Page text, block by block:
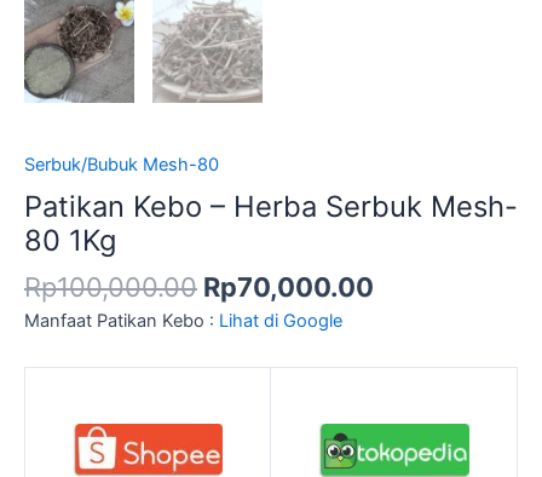
Serbuk/Bubuk Mesh-80
Patikan Kebo – Herba Serbuk Mesh-
80 1Kg
Rp100,000.00 Rp70,000.00
Manfaat Patikan Kebo : Lihat di Google